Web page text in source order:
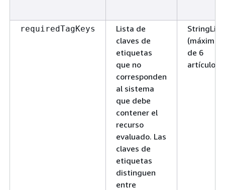
requiredTagKeys
Lista de
claves de
etiquetas
que no
corresponden
al sistema
que debe
contener el
recurso
evaluado. Las
claves de
etiquetas
distinguen
entre
StringList
(máximo
de 6
artículos)